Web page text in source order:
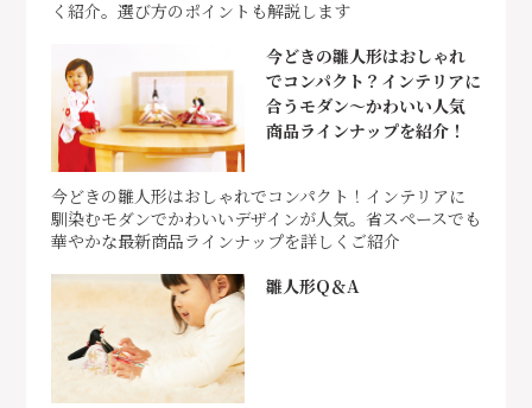
く紹介。選び方のポイントも解説します
今どきの雛人形はおしゃれ
でコンパクト？インテリアに
合うモダン～かわいい人気
商品ラインナップを紹介！
今どきの雛人形はおしゃれでコンパクト！インテリアに
馴染むモダンでかわいいデザインが人気。省スペースでも
華やかな最新商品ラインナップを詳しくご紹介
雛人形Q＆A